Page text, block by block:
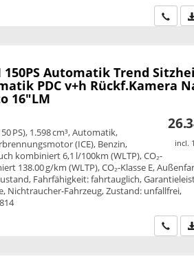
Wir
150PS Automatik Trend
PDC v+h Rückf.Kamera
16"LM
incl.
PS), 1.598 cm³, Automatik,
(ICE), Benzin,
kombiniert 6,1 l/100km (WLTP), CO₂-
138.00 g/km (WLTP), CO₂-Klasse E,
Fahrfähigkeit: fahrtauglich,
Nichtraucher-Fahrzeug, Zustand: unfallfrei,
Wir